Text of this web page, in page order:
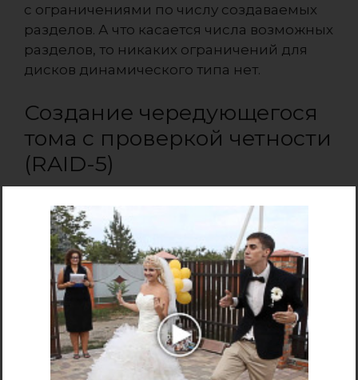
с ограничениями по числу создаваемых
разделов. А что касается числа возможных
разделов, то никаких ограничений для
дисков динамического типа нет.
Создание чередующегося
тома с проверкой четности
(RAID-5)
Преимущества чередующегося тома с
проверкой четности таковы: доступность,
защита от сбоев и высокая
производительность. Для его реализации
требуется, как минимум, три диска или
три нераспределенных участка равных
размеров на отдельных дисках.
Чередование выполняется так же, как и в
технологии RAID-0, но на каждом диске